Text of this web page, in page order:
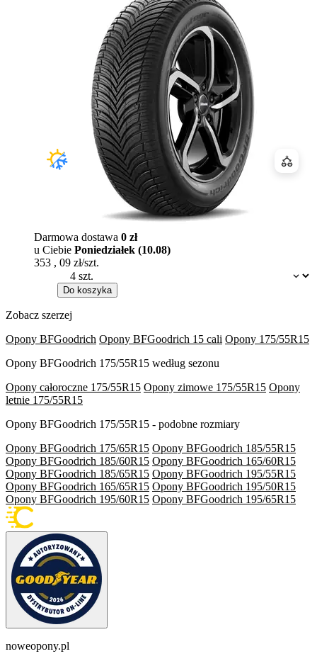
Dostępność:
Darmowa dostawa 0 zł
u Ciebie Poniedziałek (10.08)
353 , 09 zł/szt.
Do koszyka
Zobacz szerzej
Opony BFGoodrich Opony BFGoodrich 15 cali Opony 175/55R15
Opony BFGoodrich 175/55R15 według sezonu
Opony całoroczne 175/55R15 Opony zimowe 175/55R15 Opony
letnie 175/55R15
Opony BFGoodrich 175/55R15 - podobne rozmiary
Opony BFGoodrich 175/65R15 Opony BFGoodrich 185/55R15
Opony BFGoodrich 185/60R15 Opony BFGoodrich 165/60R15
Opony BFGoodrich 185/65R15 Opony BFGoodrich 195/55R15
Opony BFGoodrich 165/65R15 Opony BFGoodrich 195/50R15
Opony BFGoodrich 195/60R15 Opony BFGoodrich 195/65R15
noweopony.pl